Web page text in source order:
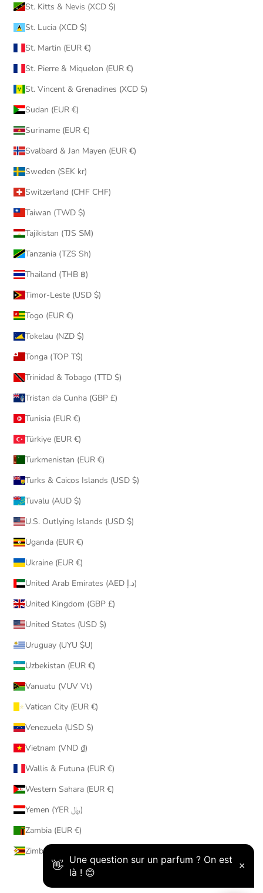
St. Kitts & Nevis (XCD $)
St. Lucia (XCD $)
St. Martin (EUR €)
St. Pierre & Miquelon (EUR €)
St. Vincent & Grenadines (XCD $)
Sudan (EUR €)
Suriname (EUR €)
Svalbard & Jan Mayen (EUR €)
Sweden (SEK kr)
Switzerland (CHF CHF)
Taiwan (TWD $)
Tajikistan (TJS ЅМ)
Tanzania (TZS Sh)
Thailand (THB ฿)
Timor-Leste (USD $)
Togo (EUR €)
Tokelau (NZD $)
Tonga (TOP T$)
Trinidad & Tobago (TTD $)
Tristan da Cunha (GBP £)
Tunisia (EUR €)
Türkiye (EUR €)
Turkmenistan (EUR €)
Turks & Caicos Islands (USD $)
Tuvalu (AUD $)
U.S. Outlying Islands (USD $)
Uganda (EUR €)
Ukraine (EUR €)
United Arab Emirates (AED د.إ)
United Kingdom (GBP £)
United States (USD $)
Uruguay (UYU $U)
Uzbekistan (EUR €)
Vanuatu (VUV Vt)
Vatican City (EUR €)
Venezuela (USD $)
Vietnam (VND ₫)
Wallis & Futuna (EUR €)
Western Sahara (EUR €)
Yemen (YER ﷼)
Zambia (EUR €)